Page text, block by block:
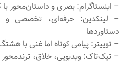
– اینستاگرام: بصری و داستان‌محور
– لینکدین: حرفه‌ای، تخصصی و
دستاوردها
– توییتر: پیامی کوتاه اما غنی با
– تیک‌تاک: ویدیویی، خلاق،